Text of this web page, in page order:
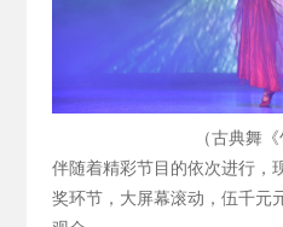
（古典舞《
伴随着精彩节目的依次进行，
奖环节，大屏幕滚动，伍千元